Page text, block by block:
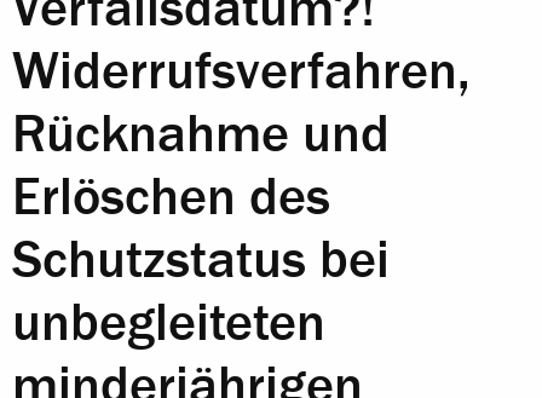
Widerrufsverfahren,
Rücknahme und
Erlöschen des
Schutzstatus bei
unbegleiteten